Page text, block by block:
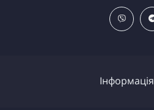
Інформація